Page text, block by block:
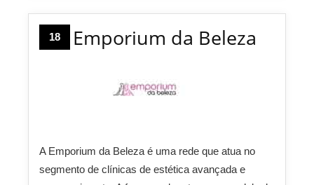
18 Emporium da Beleza
A Emporium da Beleza é uma rede que atua no
segmento de clínicas de estética avançada e